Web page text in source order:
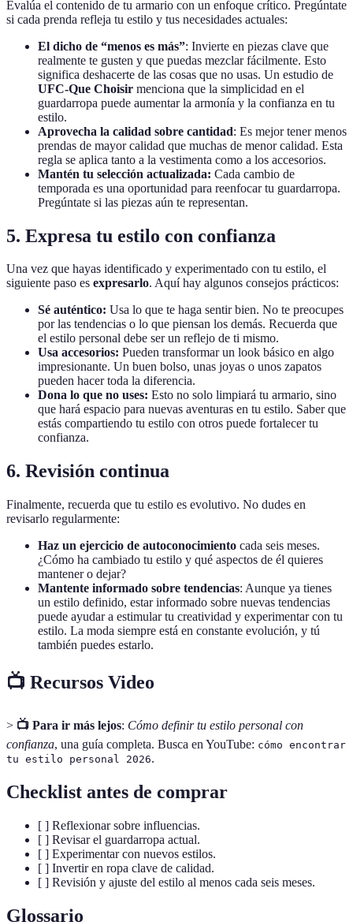
Evalúa el contenido de tu armario con un enfoque crítico. Pregúntate
si cada prenda refleja tu estilo y tus necesidades actuales:
El dicho de “menos es más”: Invierte en piezas clave que
realmente te gusten y que puedas mezclar fácilmente. Esto
significa deshacerte de las cosas que no usas. Un estudio de
UFC-Que Choisir menciona que la simplicidad en el
guardarropa puede aumentar la armonía y la confianza en tu
estilo.
Aprovecha la calidad sobre cantidad: Es mejor tener menos
prendas de mayor calidad que muchas de menor calidad. Esta
regla se aplica tanto a la vestimenta como a los accesorios.
Mantén tu selección actualizada: Cada cambio de
temporada es una oportunidad para reenfocar tu guardarropa.
Pregúntate si las piezas aún te representan.
5. Expresa tu estilo con confianza
Una vez que hayas identificado y experimentado con tu estilo, el
siguiente paso es expresarlo. Aquí hay algunos consejos prácticos:
Sé auténtico: Usa lo que te haga sentir bien. No te preocupes
por las tendencias o lo que piensan los demás. Recuerda que
el estilo personal debe ser un reflejo de ti mismo.
Usa accesorios: Pueden transformar un look básico en algo
impresionante. Un buen bolso, unas joyas o unos zapatos
pueden hacer toda la diferencia.
Dona lo que no uses: Esto no solo limpiará tu armario, sino
que hará espacio para nuevas aventuras en tu estilo. Saber que
estás compartiendo tu estilo con otros puede fortalecer tu
confianza.
6. Revisión continua
Finalmente, recuerda que tu estilo es evolutivo. No dudes en
revisarlo regularmente:
Haz un ejercicio de autoconocimiento cada seis meses.
¿Cómo ha cambiado tu estilo y qué aspectos de él quieres
mantener o dejar?
Mantente informado sobre tendencias: Aunque ya tienes
un estilo definido, estar informado sobre nuevas tendencias
puede ayudar a estimular tu creatividad y experimentar con tu
estilo. La moda siempre está en constante evolución, y tú
también puedes estarlo.
📺 Recursos Video
> 📺 Para ir más lejos: Cómo definir tu estilo personal con
confianza, una guía completa. Busca en YouTube: cómo encontrar
tu estilo personal 2026.
Checklist antes de comprar
[ ] Reflexionar sobre influencias.
[ ] Revisar el guardarropa actual.
[ ] Experimentar con nuevos estilos.
[ ] Invertir en ropa clave de calidad.
[ ] Revisión y ajuste del estilo al menos cada seis meses.
Glossario